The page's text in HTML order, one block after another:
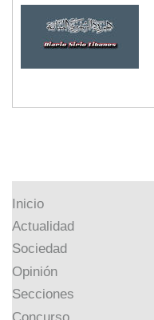
Inicio
Actualidad
Sociedad
Opinión
Secciones
Concurso